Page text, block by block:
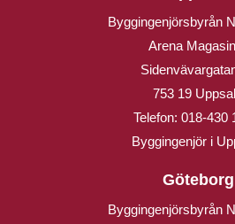
Byggingenjörsbyrån
Arena
753 19
Telefon: 018-430
Byggingenjör i
Göteborg
Byggingenjörsbyrån